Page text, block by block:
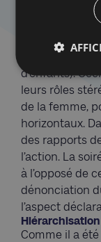
que les
souvent
premières
charge les
d’enfants).
leurs rôles
de la femme,
horizontaux.
des rapports
l’action. La
à l’opposé de
dénonciation
l’aspect
Comme il a